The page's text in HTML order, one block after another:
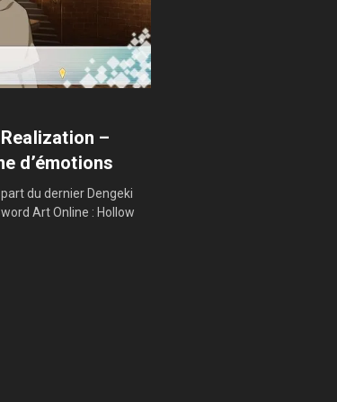
–
d’émotions
du dernier Dengeki
Art Online : Hollow